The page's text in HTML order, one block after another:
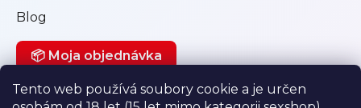
Tento web používá soubory cookie a je určen
Blog
📦 Moja objednávka